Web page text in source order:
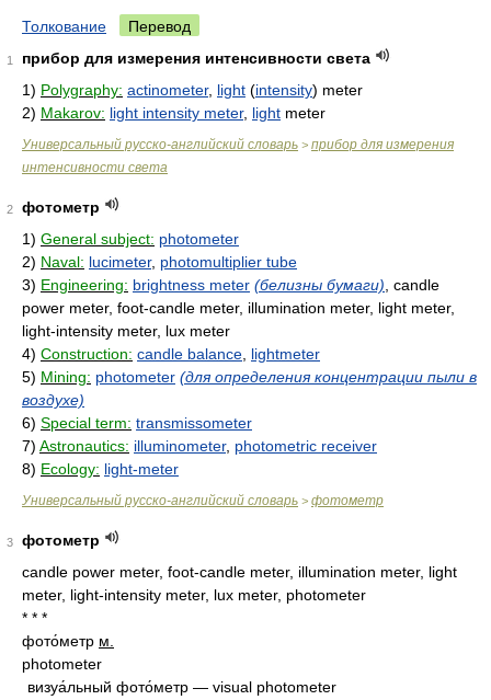
Толкование Перевод
1
прибор для измерения интенсивности света
1) Polygraphy: actinometer, light (intensity) meter
2) Makarov: light intensity meter, light meter
Универсальный русско-английский словарь > прибор для измерения
интенсивности света
2
фотометр
1) General subject: photometer
2) Naval: lucimeter, photomultiplier tube
3) Engineering: brightness meter (белизны бумаги) , candle
power meter, foot-candle meter, illumination meter, light meter,
light-intensity meter, lux meter
4) Construction: candle balance lightmeter
5) Mining: photometer (для определения концентрации пыли в
воздухе)
6) Special term: transmissometer
7) Astronautics: illuminometer, photometric receiver
8) Ecology: light-meter
Универсальный русско-английский словарь > фотометр
3
фотометр
candle power meter, foot-candle meter, illumination meter, light
meter, light-intensity meter, lux meter, photometer
* * *
фото́метр м.
photometer
визуа́льный фото́метр — visual photometer